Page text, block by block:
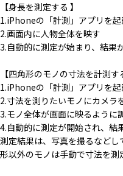
【身長を測定する 】
1.iPhoneの「計測」アプリを起
2.画面内に人物全体を映す
3.自動的に測定が始まり、結果
【四角形のモノの寸法を計測す
1.iPhoneの「計測」アプリを起
2.寸法を測りたいモノにカメラ
3.モノ全体が画面に映るように
4.自動的に測定が開始され、結
測定結果は、写真を撮るなど
形以外のモノは手動で寸法を測